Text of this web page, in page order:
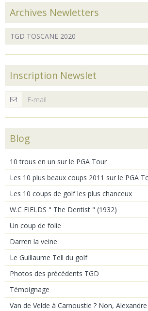
Archives Newletters
Inscription Newslet
Blog
10 trous en un sur le PGA Tour
Les 10 plus beaux coups 2011 sur le PGA
Les 10 coups de golf les plus chanceux
W.C FIELDS " The Dentist " (1932)
Un coup de folie
Darren la veine
Le Guillaume Tell du golf
Photos des précédents TGD
Témoignage
Van de Velde à Carnoustie ? Non, Alexandre